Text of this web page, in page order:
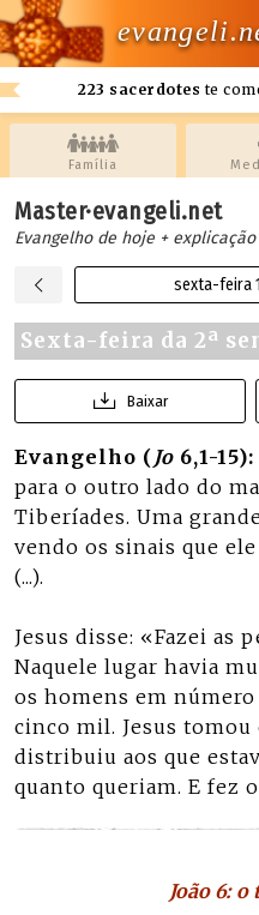
223 sacerdotes te
Família
Master·evangeli.net
Evangelho de hoje +
sexta-feira
Sexta-feira da 2ª
Baixar
Evangelho ( Jo 6,1-15):
para o outro lado do
Tiberíades. Uma
vendo os sinais que
(...).
Jesus disse: «Fazei as
Naquele lugar havia
os homens em
cinco mil. Jesus tomou
distribuiu aos que
quanto queriam. E fez
João 6: o